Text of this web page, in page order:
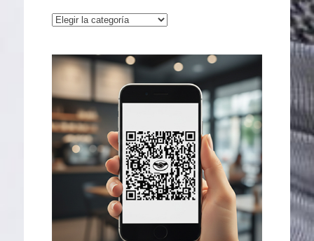
Categorías